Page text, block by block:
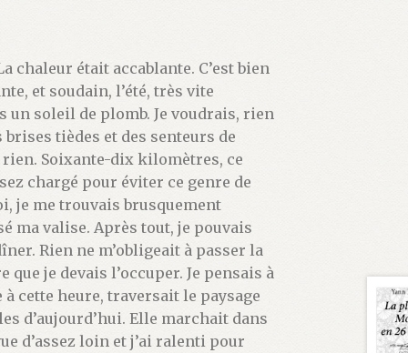
chaleur était accablante. C’est bien
et soudain, l’été, très vite
soleil de plomb. Je voudrais, rien
tièdes et des senteurs de
Soixante-dix kilomètres, ce
chargé pour éviter ce genre de
je me trouvais brusquement
ma valise. Après tout, je pouvais
Rien ne m’obligeait à passer la
que je devais l’occuper. Je pensais à
cette heure, traversait le paysage
d’aujourd’hui. Elle marchait dans
d’assez loin et j’ai ralenti pour